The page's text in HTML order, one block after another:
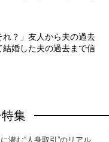
れ？」友人から夫の過去
婚した夫の過去まで信
集
潜む“人身取引”のリアル